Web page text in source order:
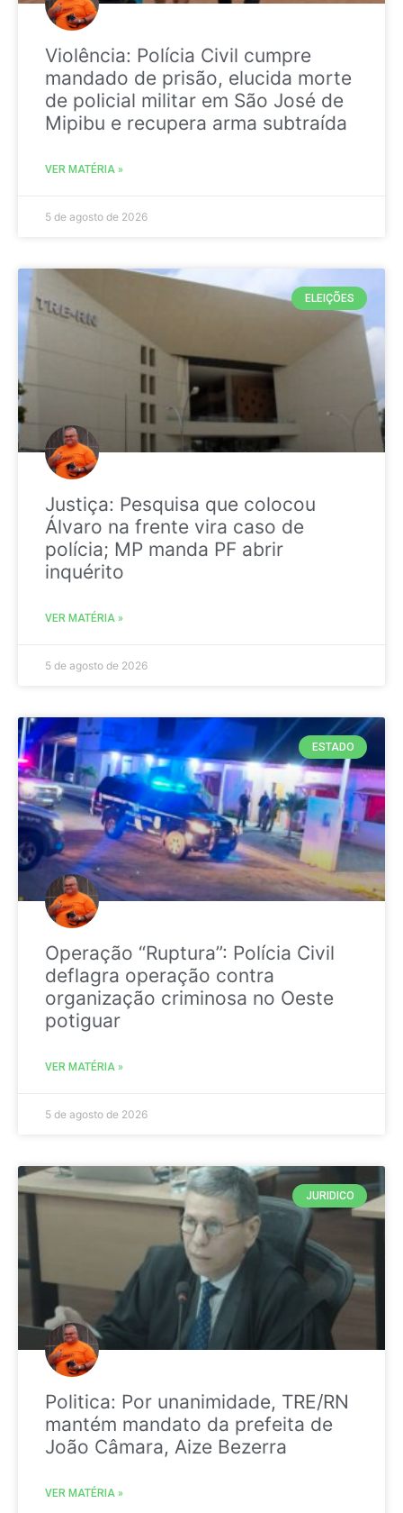
Violência: Polícia Civil cumpre
mandado de prisão, elucida morte
de policial militar em São José de
Mipibu e recupera arma subtraída
VER MATÉRIA »
5 de agosto de 2026
ELEIÇÕES
Justiça: Pesquisa que colocou
Álvaro na frente vira caso de
polícia; MP manda PF abrir
inquérito
VER MATÉRIA »
5 de agosto de 2026
ESTADO
Operação “Ruptura”: Polícia Civil
deflagra operação contra
organização criminosa no Oeste
potiguar
VER MATÉRIA »
5 de agosto de 2026
JURIDICO
Politica: Por unanimidade, TRE/RN
mantém mandato da prefeita de
João Câmara, Aize Bezerra
VER MATÉRIA »